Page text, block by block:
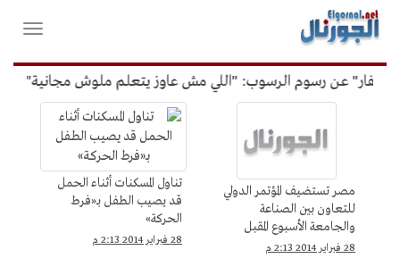
القائمة
الرئيسية
فتح
عن رسوم الرسوب: "اللي مش عاوز يتعلم ملوش مجانية"
علوم
وتكنولوجيا
مصر تستضيف المؤتمر الدولي
للتعاون بين الصناعة
والجامعة الأسبوع المقبل
28 فبراير 2014 2:13 م
تناول المسكنات أثناء الحمل
قد يصيب الطفل بـ«فرط
الحركة»
28 فبراير 2014 2:13 م